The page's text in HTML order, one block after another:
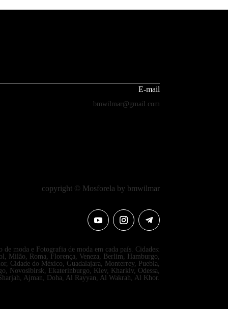
E-mail
bmwilmar@gmail.com
copyright © Mosforela by bmwilmar
moda e Fotografia de moda em cada país. Cidades:
Milão, Roma, Florença, Veneza, Berlim, Hamburgo,
Cidade do México, Guadalajara, Monterrey, Puebla,
Novosibirsk, Ekaterinburgo, Kiev, Kharkiv, Odessa,
Ajman, Doha, Al Rayyan, Al Wakrah, Al Khor.